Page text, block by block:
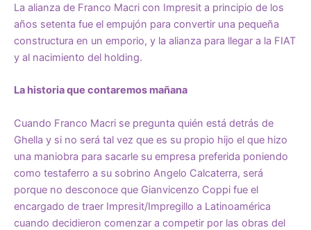
La alianza de Franco Macri con Impresit a principio de los
años setenta fue el empujón para convertir una pequeña
constructura en un emporio, y la alianza para llegar a la FIAT
y al nacimiento del holding.
La historia que contaremos mañana
Cuando Franco Macri se pregunta quién está detrás de
Ghella y si no será tal vez que es su propio hijo el que hizo
una maniobra para sacarle su empresa preferida poniendo
como testaferro a su sobrino Angelo Calcaterra, será
porque no desconoce que Gianvicenzo Coppi fue el
encargado de traer Impresit/Impregillo a Latinoamérica
cuando decidieron comenzar a competir por las obras del